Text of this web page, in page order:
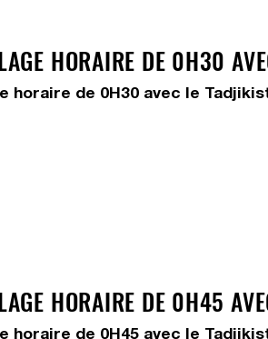
HORAIRE DE 0H30
horaire de 0H30 avec le
HORAIRE DE 0H45
horaire de 0H45 avec le